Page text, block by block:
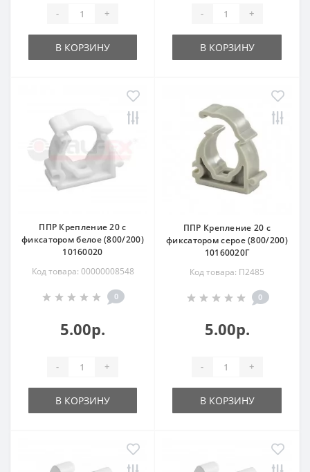
- +
В КОРЗИНУ
- +
В КОРЗИНУ
ППР Крепление 20 с
фиксатором белое (800/200)
10160020
Код товара: 00000008548
0
5.00р.
- +
В КОРЗИНУ
ППР Крепление 20 с
фиксатором серое (800/200)
10160020Г
Код товара: П2485
0
5.00р.
- +
В КОРЗИНУ